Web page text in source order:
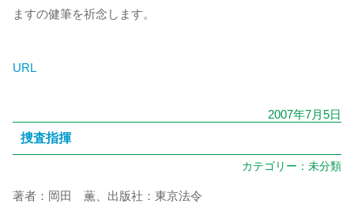
ますの健筆を祈念します。
URL
2007年7月5日
捜査指揮
カテゴリー： 未分類
著者：岡田 薫、出版社：東京法令